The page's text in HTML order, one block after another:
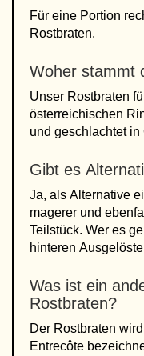
Für eine Portion
Rostbraten.
Woher stammt
Unser Rostbraten
österreichischen
und geschlachtet in
Gibt es
Ja, als Alternative
magerer und
Teilstück. Wer es
hinteren
Was ist ein
Rostbraten?
Der Rostbraten
Entrecôte